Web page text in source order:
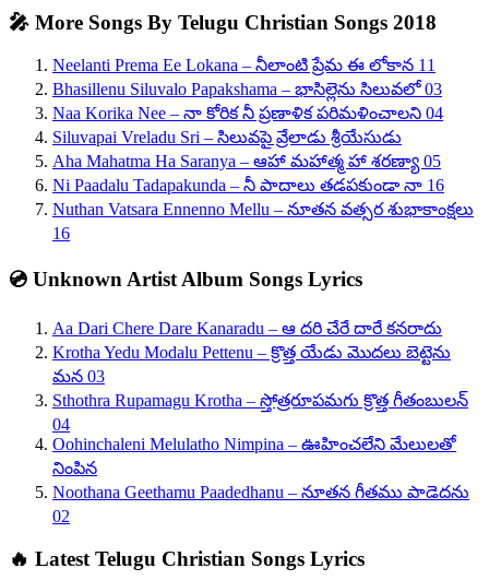
🎤 More Songs By Telugu Christian Songs 2018
Neelanti Prema Ee Lokana – నీలాంటి ప్రేమ ఈ లోకాన 11
Bhasillenu Siluvalo Papakshama – భాసిల్లెను సిలువలో 03
Naa Korika Nee – నా కోరిక నీ ప్రణాళిక పరిమళించాలని 04
Siluvapai Vreladu Sri – సిలువపై వ్రేలాడు శ్రీయేసుడు
Aha Mahatma Ha Saranya – ఆహా మహాత్మ హా శరణ్యా 05
Ni Paadalu Tadapakunda – నీ పాదాలు తడపకుండా నా 16
Nuthan Vatsara Ennenno Mellu – నూతన వత్సర శుభాకాంక్షలు
16
💿 Unknown Artist Album Songs Lyrics
Aa Dari Chere Dare Kanaradu – ఆ దరి చేరే దారే కనరాదు
Krotha Yedu Modalu Pettenu – క్రొత్త యేడు మొదలు బెట్టెను
మన 03
Sthothra Rupamagu Krotha – స్తోత్రరూపమగు క్రొత్త గీతంబులన్
04
Oohinchaleni Melulatho Nimpina – ఊహించలేని మేలులతో
నింపిన
Noothana Geethamu Paadedhanu – నూతన గీతము పాడెదను
02
🔥 Latest Telugu Christian Songs Lyrics